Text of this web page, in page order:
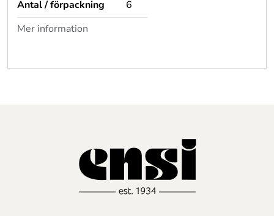
Mer information
Antal / förpackning
6